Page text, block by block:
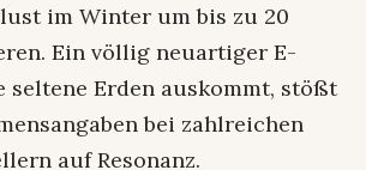
im Winter um bis zu 20
Ein völlig neuartiger E-
seltene Erden auskommt, stößt
bei zahlreichen
auf Resonanz.